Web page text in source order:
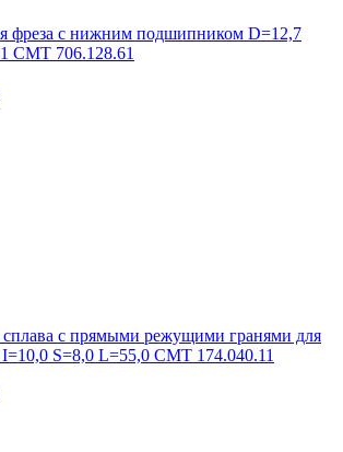
фреза с нижним подшипником D=12,7
CMT 706.128.61
сплава с прямыми режущими гранями для
S=8,0 L=55,0 CMT 174.040.11